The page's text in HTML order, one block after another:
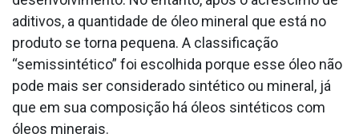
aditivos, a quantidade de óleo mineral que está no
produto se torna pequena. A classificação
“semissintético” foi escolhida porque esse óleo não
pode mais ser considerado sintético ou mineral, já
que em sua composição há óleos sintéticos com
óleos minerais.